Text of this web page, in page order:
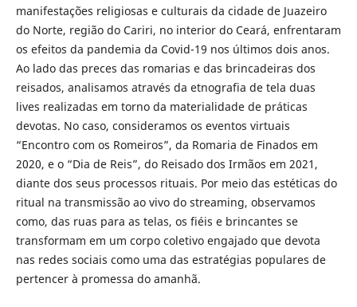
manifestações religiosas e culturais da cidade de Juazeiro
do Norte, região do Cariri, no interior do Ceará, enfrentaram
os efeitos da pandemia da Covid-19 nos últimos dois anos.
Ao lado das preces das romarias e das brincadeiras dos
reisados, analisamos através da etnografia de tela duas
lives realizadas em torno da materialidade de práticas
devotas. No caso, consideramos os eventos virtuais
“Encontro com os Romeiros”, da Romaria de Finados em
2020, e o “Dia de Reis”, do Reisado dos Irmãos em 2021,
diante dos seus processos rituais. Por meio das estéticas do
ritual na transmissão ao vivo do streaming, observamos
como, das ruas para as telas, os fiéis e brincantes se
transformam em um corpo coletivo engajado que devota
nas redes sociais como uma das estratégias populares de
pertencer à promessa do amanhã.